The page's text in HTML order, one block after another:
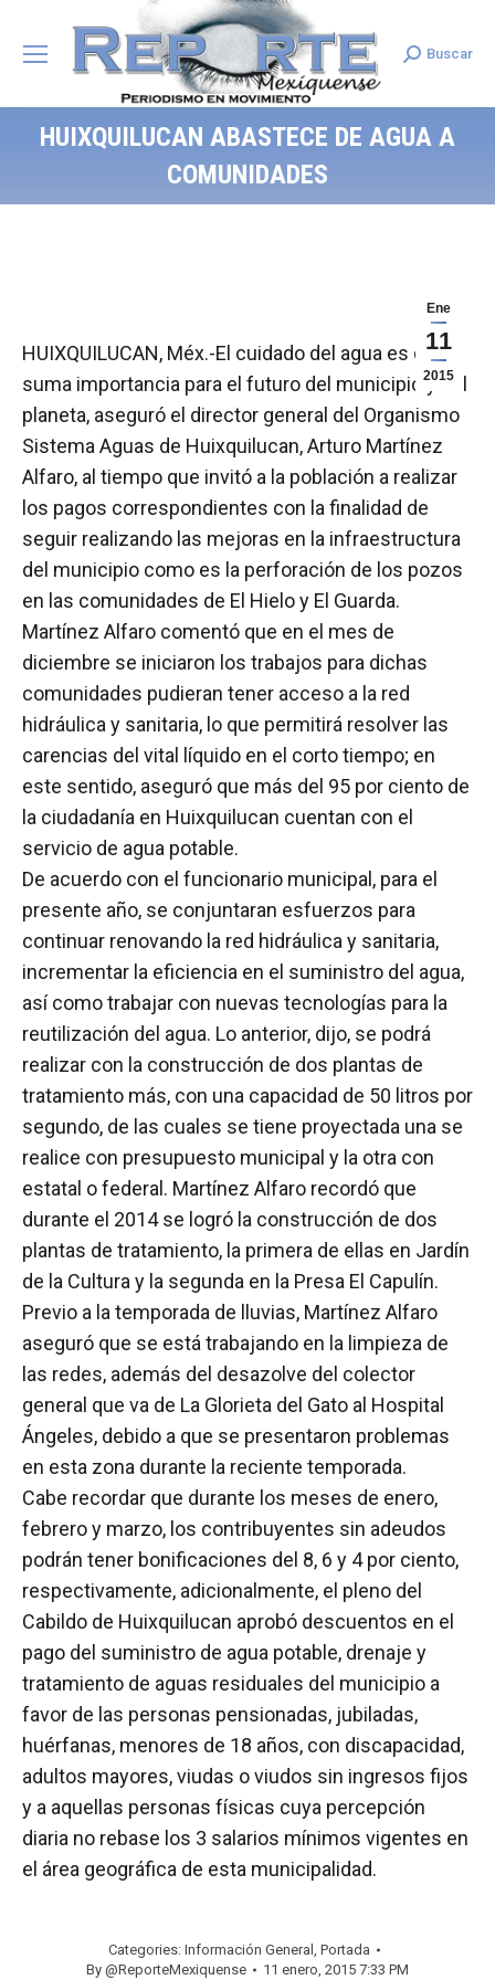
Search:
Buscar
HUIXQUILUCAN ABASTECE DE AGUA A
COMUNIDADES
Ene
11
2015
HUIXQUILUCAN, Méx.-El cuidado del agua es de
suma importancia para el futuro del municipio y del
planeta, aseguró el director general del Organismo
Sistema Aguas de Huixquilucan, Arturo Martínez
Alfaro, al tiempo que invitó a la población a realizar
los pagos correspondientes con la finalidad de
seguir realizando las mejoras en la infraestructura
del municipio como es la perforación de los pozos
en las comunidades de El Hielo y El Guarda.
Martínez Alfaro comentó que en el mes de
diciembre se iniciaron los trabajos para dichas
comunidades pudieran tener acceso a la red
hidráulica y sanitaria, lo que permitirá resolver las
carencias del vital líquido en el corto tiempo; en
este sentido, aseguró que más del 95 por ciento de
la ciudadanía en Huixquilucan cuentan con el
servicio de agua potable.
De acuerdo con el funcionario municipal, para el
presente año, se conjuntaran esfuerzos para
continuar renovando la red hidráulica y sanitaria,
incrementar la eficiencia en el suministro del agua,
así como trabajar con nuevas tecnologías para la
reutilización del agua. Lo anterior, dijo, se podrá
realizar con la construcción de dos plantas de
tratamiento más, con una capacidad de 50 litros por
segundo, de las cuales se tiene proyectada una se
realice con presupuesto municipal y la otra con
estatal o federal. Martínez Alfaro recordó que
durante el 2014 se logró la construcción de dos
plantas de tratamiento, la primera de ellas en Jardín
de la Cultura y la segunda en la Presa El Capulín.
Previo a la temporada de lluvias, Martínez Alfaro
aseguró que se está trabajando en la limpieza de
las redes, además del desazolve del colector
general que va de La Glorieta del Gato al Hospital
Ángeles, debido a que se presentaron problemas
en esta zona durante la reciente temporada.
Cabe recordar que durante los meses de enero,
febrero y marzo, los contribuyentes sin adeudos
podrán tener bonificaciones del 8, 6 y 4 por ciento,
respectivamente, adicionalmente, el pleno del
Cabildo de Huixquilucan aprobó descuentos en el
pago del suministro de agua potable, drenaje y
tratamiento de aguas residuales del municipio a
favor de las personas pensionadas, jubiladas,
huérfanas, menores de 18 años, con discapacidad,
adultos mayores, viudas o viudos sin ingresos fijos
y a aquellas personas físicas cuya percepción
diaria no rebase los 3 salarios mínimos vigentes en
el área geográfica de esta municipalidad.
Categories: Información General , Portada
By @ReporteMexiquense 11 enero, 2015 7:33 PM